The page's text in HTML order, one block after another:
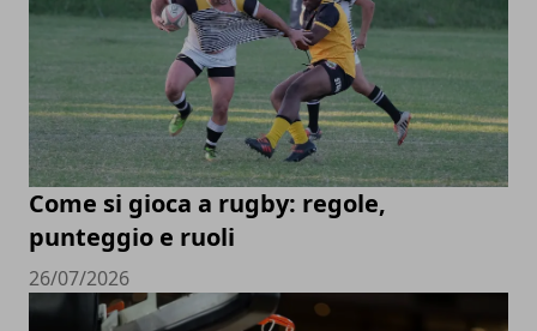
Come si gioca a rugby: regole,
punteggio e ruoli
26/07/2026